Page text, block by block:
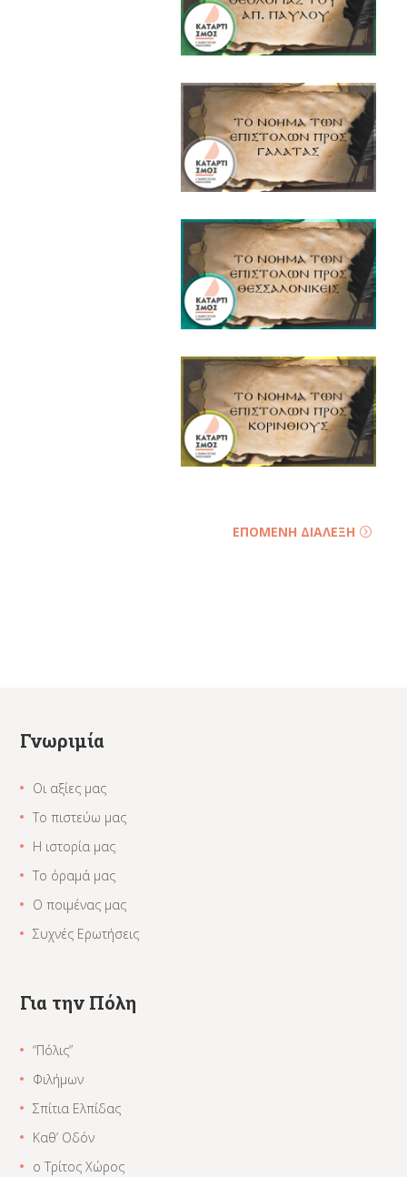
ΕΠΟΜΕΝΗ ΔΙΑΛΕΞΗ
Γνωριμία
Οι αξίες μας
Το πιστεύω μας
Η ιστορία μας
Το όραμά μας
Ο ποιμένας μας
Συχνές Ερωτήσεις
Για την Πόλη
“Πόλις”
Φιλήμων
Σπίτια Ελπίδας
Καθ’ Οδόν
ο Τρίτος Χώρος